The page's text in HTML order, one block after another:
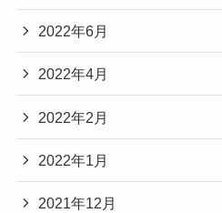
2022年6月
2022年4月
2022年2月
2022年1月
2021年12月